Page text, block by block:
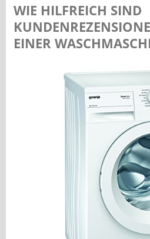
WIE HILFREICH SIND
EINER